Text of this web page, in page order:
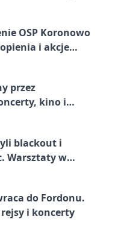
OSP Koronowo
i akcje
przez
kino i
blackout i
Warsztaty w
do Fordonu.
i koncerty